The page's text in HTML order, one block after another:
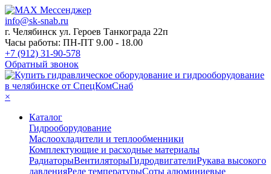
info@sk-snab.ru
г. Челябинск ул. Героев Танкограда 22п
Часы работы: ПН-ПТ 9.00 - 18.00
+7 (912) 31-90-578
Обратный звонок
×
Каталог
Гидрооборудование
Маслоохладители и теплообменники
Комплектующие и расходные материалы
РадиаторыВентиляторыГидродвигателиРукава высокого
давленияРеле температурыСоты алюминиевые